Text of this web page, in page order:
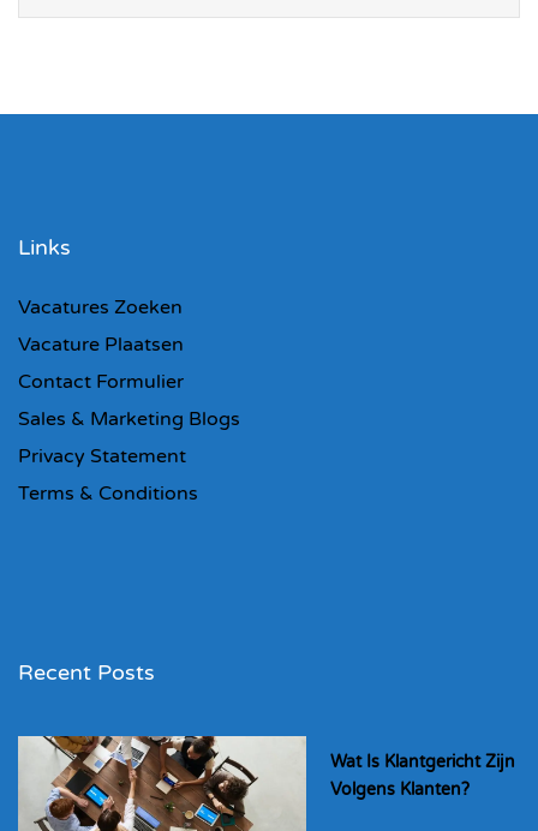
Links
Vacatures Zoeken
Vacature Plaatsen
Contact Formulier
Sales & Marketing Blogs
Privacy Statement
Terms & Conditions
Recent Posts
Wat Is Klantgericht Zijn
Volgens Klanten?